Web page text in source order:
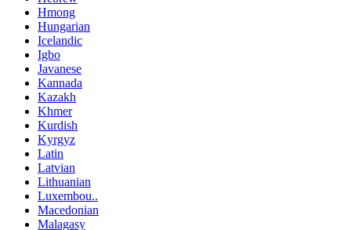
Hmong
Hungarian
Icelandic
Igbo
Javanese
Kannada
Kazakh
Khmer
Kurdish
Kyrgyz
Latin
Latvian
Lithuanian
Luxembou..
Macedonian
Malagasy